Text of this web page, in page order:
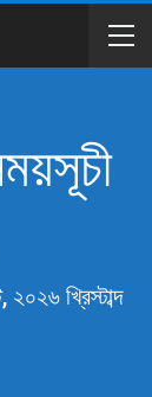
খ্রিস্টাব্দ